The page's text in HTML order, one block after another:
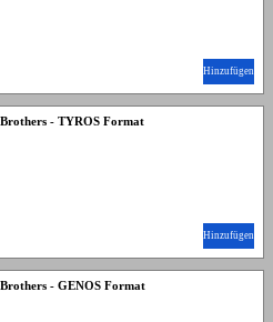
Hinzufügen
- TYROS Format
Hinzufügen
- GENOS Format